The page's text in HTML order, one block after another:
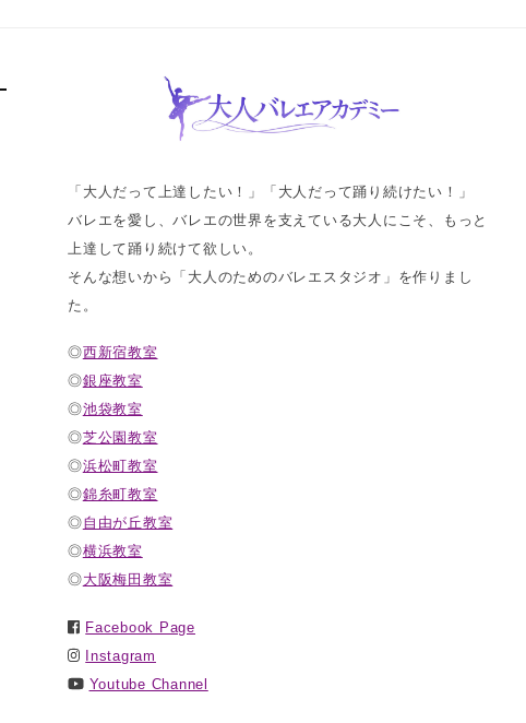
「大人だって上達したい！」「大人だって踊り続けたい！」
バレエを愛し、バレエの世界を支えている大人にこそ、もっと
上達して踊り続けて欲しい。
そんな想いから「大人のためのバレエスタジオ」を作りまし
た。
◎西新宿教室
◎銀座教室
◎池袋教室
◎芝公園教室
◎浜松町教室
◎錦糸町教室
◎自由が丘教室
◎横浜教室
◎大阪梅田教室
Facebook Page
Instagram
Youtube Channel